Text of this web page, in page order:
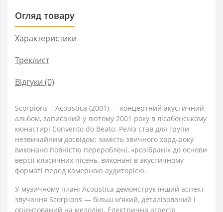
Огляд товару
Характеристики
Треклист
Відгуки (0)
Scorpions – Acoustica (2001) — концертний акустичний
альбом, записаний у лютому 2001 року в лісабонському
монастирі Convento do Beato. Реліз став для групи
незвичайним досвідом: замість звичного хард-року
виконано повністю перероблені, «розібрані» до основи
версії класичних пісень, виконані в акустичному
форматі перед камерною аудиторією.
У музичному плані Acoustica демонструє інший аспект
звучання Scorpions — більш м'який, деталізований і
орієнтований на мелодію. Електрична агресія